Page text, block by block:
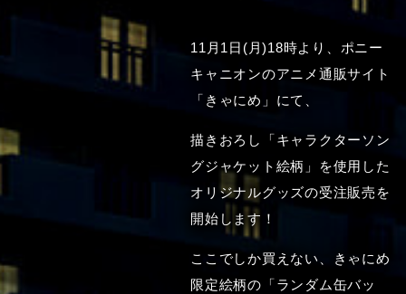
OFFICIAL ACCOUNT
SHARE
11月1日(月)18時より、ポニー
キャニオンのアニメ通販サイト
「きゃにめ」にて、
描きおろし「キャラクターソン
グジャケット絵柄」を使用した
オリジナルグッズの受注販売を
開始します！
ここでしか買えない、きゃにめ
限定絵柄の「ランダム缶バッ